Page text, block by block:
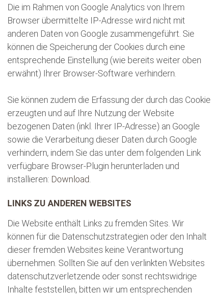
Die im Rahmen von Google Analytics von Ihrem
Browser übermittelte IP-Adresse wird nicht mit
anderen Daten von Google zusammengeführt. Sie
können die Speicherung der Cookies durch eine
entsprechende Einstellung (wie bereits weiter oben
erwähnt) Ihrer Browser-Software verhindern.
Sie können zudem die Erfassung der durch das Cookie
erzeugten und auf Ihre Nutzung der Website
bezogenen Daten (inkl. Ihrer IP-Adresse) an Google
sowie die Verarbeitung dieser Daten durch Google
verhindern, indem Sie das unter dem folgenden Link
verfügbare Browser-Plugin herunterladen und
installieren: Download
LINKS ZU ANDEREN WEBSITES
Die Website enthält Links zu fremden Sites. Wir
können für die Datenschutzstrategien oder den Inhalt
dieser fremden Websites keine Verantwortung
übernehmen. Sollten Sie auf den verlinkten Websites
datenschutzverletzende oder sonst rechtswidrige
Inhalte feststellen, bitten wir um entsprechenden